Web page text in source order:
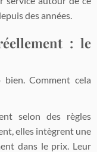
des années.
: le
Comment cela
selon des règles
elles intègrent une
dans le prix. Leur